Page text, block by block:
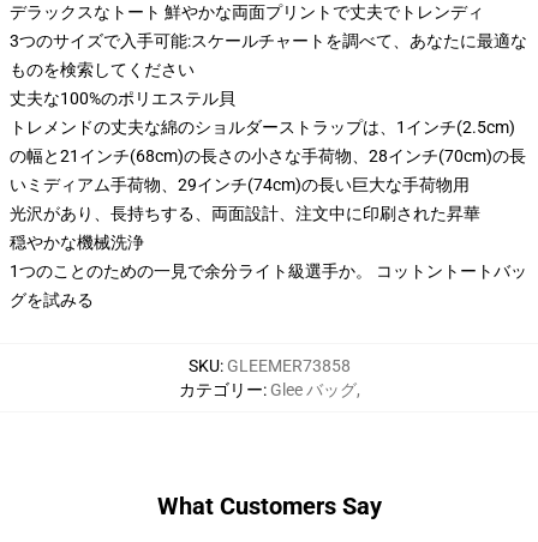
デラックスなトート 鮮やかな両面プリントで丈夫でトレンディ
3つのサイズで入手可能:スケールチャートを調べて、あなたに最適な
ものを検索してください
丈夫な100%のポリエステル貝
トレメンドの丈夫な綿のショルダーストラップは、1インチ(2.5cm)
の幅と21インチ(68cm)の長さの小さな手荷物、28インチ(70cm)の長
いミディアム手荷物、29インチ(74cm)の長い巨大な手荷物用
光沢があり、長持ちする、両面設計、注文中に印刷された昇華
穏やかな機械洗浄
1つのことのための一見で余分ライト級選手か。 コットントートバッ
グを試みる
SKU: GLEEMER73858
カテゴリー: Glee バッグ,
What Customers Say